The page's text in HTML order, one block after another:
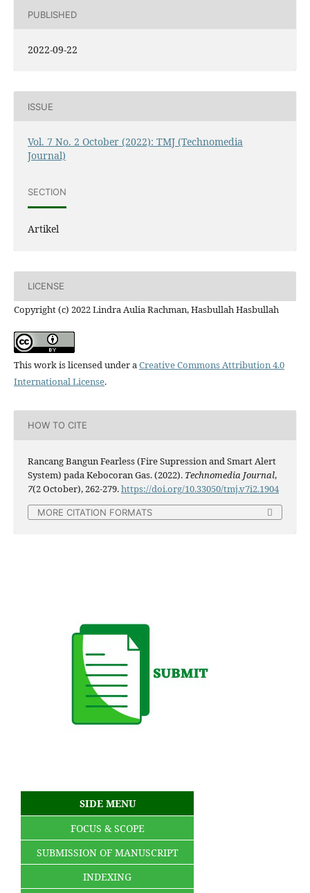
PUBLISHED
2022-09-22
ISSUE
Vol. 7 No. 2 October (2022): TMJ (Technomedia
Journal)
SECTION
Artikel
LICENSE
Copyright (c) 2022 Lindra Aulia Rachman, Hasbullah Hasbullah
This work is licensed under a Creative Commons Attribution 4.0
International License.
HOW TO CITE
Rancang Bangun Fearless (Fire Supression and Smart Alert
System) pada Kebocoran Gas. (2022). Technomedia Journal,
7(2 October), 262-279.https://doi.org/10.33050/tmj.v7i2.1904
MORE CITATION FORMATS
SIDE MENU
FOCUS & SCOPE
SUBMISSION OF MANUSCRIPT
INDEXING